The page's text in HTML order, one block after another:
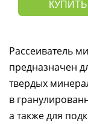
КУПИТЬ
Рассеиватель
предназначен
твердых
в
а также для